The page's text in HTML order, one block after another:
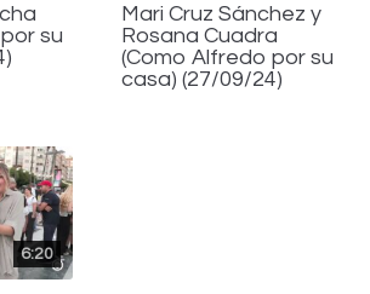
su
Mari Cruz Sánchez y
Rosana Cuadra
(Como Alfredo por su
casa) (27/09/24)
6:20